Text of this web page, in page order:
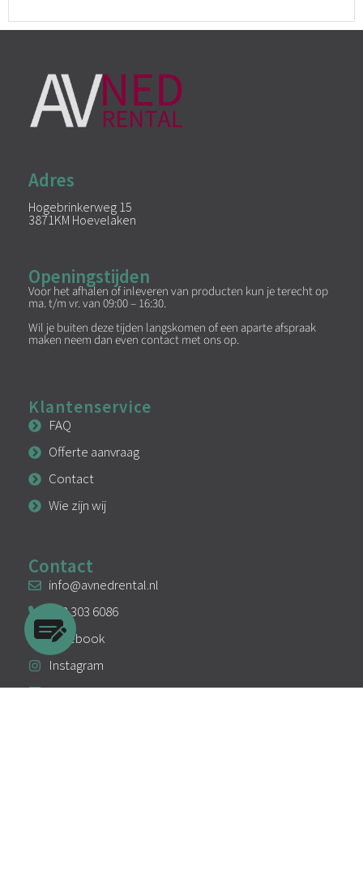
Adres
Hogebrinkerweg 15
3871KM Hoevelaken
Openingstijden
Voor het afhalen of inleveren van producten kun je terecht op
ma. t/m vr. van 09:00 – 16:30.
Wil je buiten deze tijden langskomen of een aparte afspraak
maken neem dan even contact met ons op.
Klantenservice
FAQ
Offerte aanvraag
Contact
Wie zijn wij
Contact
info@avnedrental.nl
033 303 6086
Facebook
Instagram
Linkedin